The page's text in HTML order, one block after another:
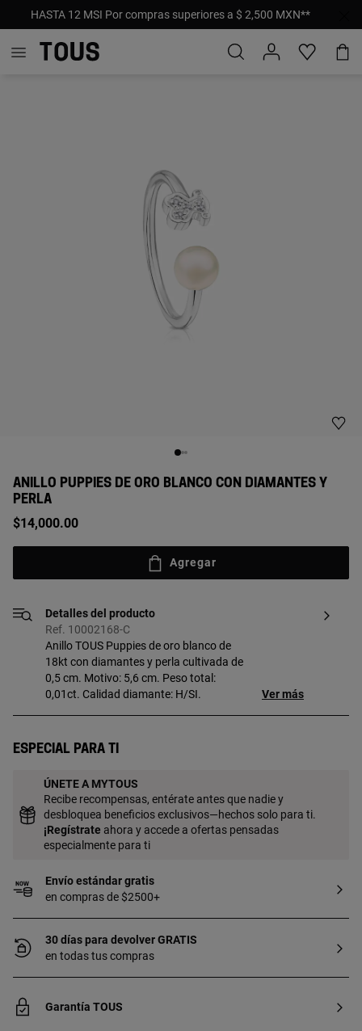
HASTA 12 MSI Por compras superiores a $ 2,500 MXN**
ANILLO PUPPIES DE ORO BLANCO CON DIAMANTES Y
PERLA
$14,000.00
Agregar
Detalles del producto
Ref. 10002168-C
Anillo TOUS Puppies de oro blanco de
18kt con diamantes y perla cultivada de
0,5 cm. Motivo: 5,6 cm. Peso total:
0,01ct. Calidad diamante: H/SI.
Ver más
Especial para ti
ÚNETE A MYTOUS
Recibe recompensas, entérate antes que nadie y
desbloquea beneficios exclusivos—hechos solo para ti.
¡Regístrate ahora y accede a ofertas pensadas
especialmente para ti
Envío estándar gratis
en compras de $2500+
30 días para devolver GRATIS
en todas tus compras
Garantía TOUS